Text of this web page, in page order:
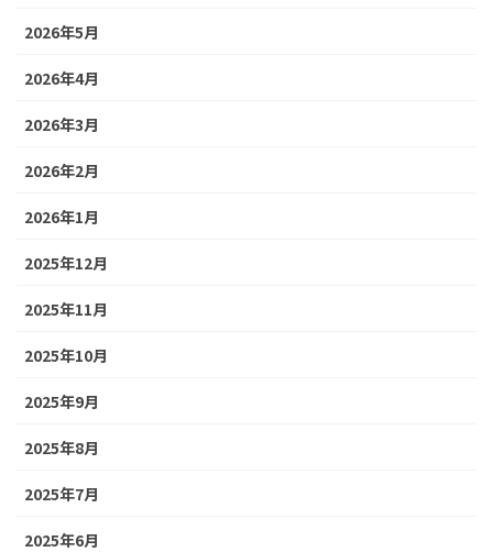
2026年5月
2026年4月
2026年3月
2026年2月
2026年1月
2025年12月
2025年11月
2025年10月
2025年9月
2025年8月
2025年7月
2025年6月